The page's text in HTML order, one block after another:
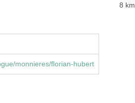
monnieres/florian-hubert
8 km